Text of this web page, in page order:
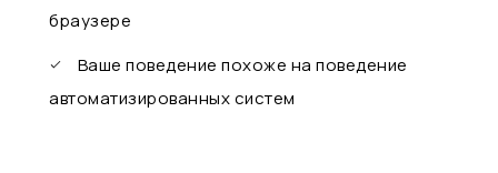
браузере
Ваше поведение похоже на поведение
автоматизированных систем